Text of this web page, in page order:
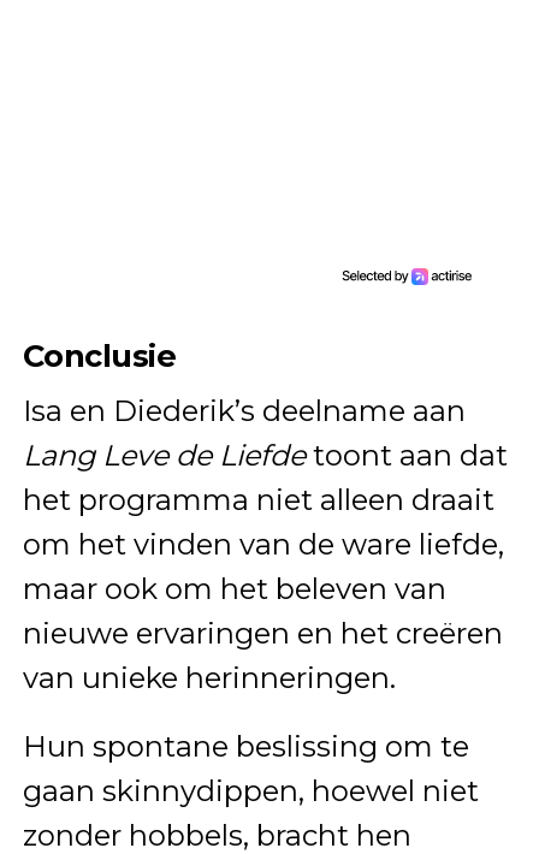
Conclusie
Isa en Diederik’s deelname aan
Lang Leve de Liefdetoont aan dat
het programma niet alleen draait
om het vinden van de ware liefde,
maar ook om het beleven van
nieuwe ervaringen en het creëren
van unieke herinneringen.
Hun spontane beslissing om te
gaan skinnydippen, hoewel niet
zonder hobbels, bracht hen